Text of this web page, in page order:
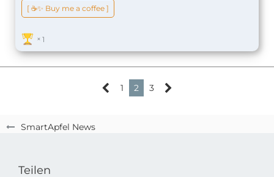
SmartApfel News
[ ☕️✨ Buy me a coffee ]
1
1 2 3
Teilen